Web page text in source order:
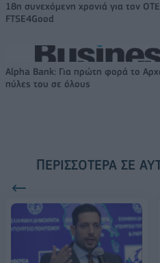
18η συνεχόμενη χρονιά για τον
FTSE4Good
Alpha Bank: Για πρώτη φορά το
πύλες του σε όλους
ΠΕΡΙΣΣΌΤΕΡΑ ΣΕ